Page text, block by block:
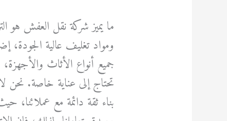
ما يميز شركة نقل العفش هو
ومواد تغليف عالية الجودة،
جميع أنواع الأثاث
تحتاج إلى عناية خاصة. نحن
بناء ثقة دائمة مع عملائنا،